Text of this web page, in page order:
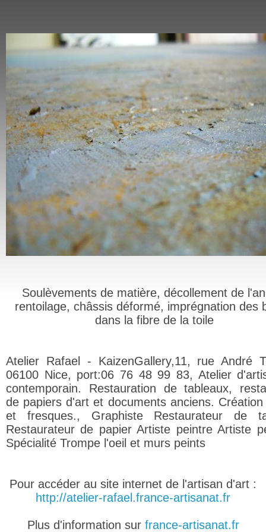
Soulèvements de matière, décollement de
rentoilage, châssis déformé, imprégnation des
dans la fibre de la toile
Atelier Rafael - KaizenGallery,11, rue André
06100 Nice, port:06 76 48 99 83, Atelier
contemporain. Restauration de tableaux,
de papiers d'art et documents anciens.
et fresques., Graphiste Restaurateur de
Restaurateur de papier Artiste peintre Artiste
Spécialité Trompe l'oeil et murs peints
Pour accéder au site internet de l'artisan d'art :
http://atelier-rafael.france-artisanat.fr
Plus d'information sur france-artisanat.fr